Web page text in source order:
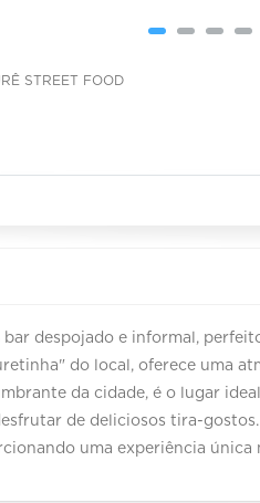
STREET FOOD
bar despojado e informal,
do local, oferece uma
da cidade, é o lugar
de deliciosos tira-
uma experiência única